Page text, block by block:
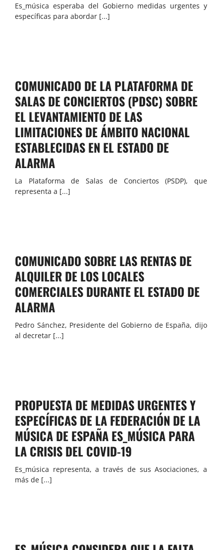
Es_música esperaba del Gobierno medidas urgentes y
específicas para abordar [...]
COMUNICADO DE LA PLATAFORMA DE
SALAS DE CONCIERTOS (PDSC) SOBRE
EL LEVANTAMIENTO DE LAS
LIMITACIONES DE ÁMBITO NACIONAL
ESTABLECIDAS EN EL ESTADO DE
ALARMA
La Plataforma de Salas de Conciertos (PSDP), que
representa a [...]
COMUNICADO SOBRE LAS RENTAS DE
ALQUILER DE LOS LOCALES
COMERCIALES DURANTE EL ESTADO DE
ALARMA
Pedro Sánchez, Presidente del Gobierno de España, dijo
al decretar [...]
PROPUESTA DE MEDIDAS URGENTES Y
ESPECÍFICAS DE LA FEDERACIÓN DE LA
MÚSICA DE ESPAÑA ES_MÚSICA PARA
LA CRISIS DEL COVID-19
Es_música representa, a través de sus Asociaciones, a
más de [...]